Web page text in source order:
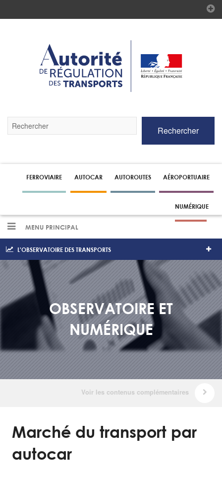
par
pour
recherche
Rechercher
FERROVIAIRE AUTOCAR AUTOROUTES AÉROPORTUAIRE
NUMÉRIQUE
MENU PRINCIPAL
L'OBSERVATOIRE DES TRANSPORTS
OBSERVATOIRE ET
NUMÉRIQUE
Marché du transport par
autocar